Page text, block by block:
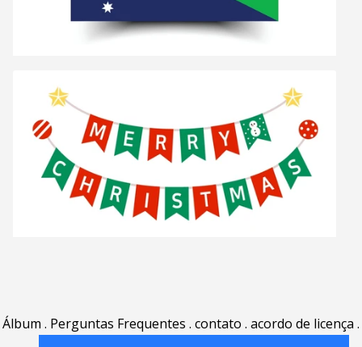
Álbum . Perguntas Frequentes . contato . acordo de licença .